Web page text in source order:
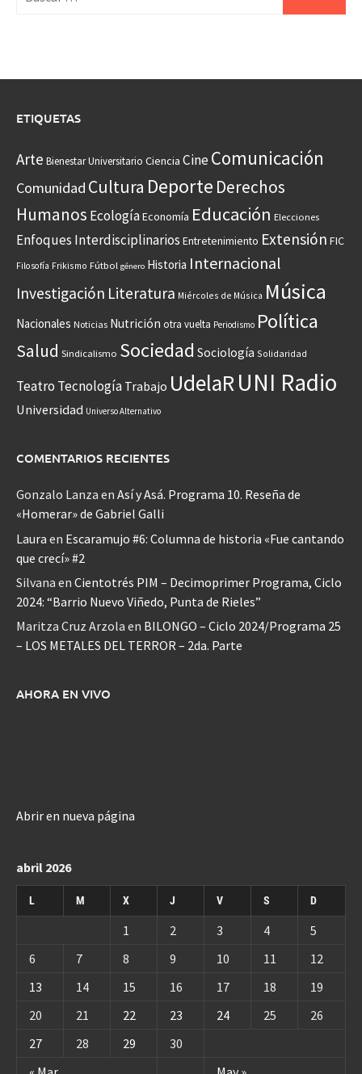
ETIQUETAS
Arte Bienestar Universitario Ciencia CineComunicación
Comunidad Cultura Deporte Derechos
Humanos EcologíaEconomía Educación Elecciones
Enfoques Interdisciplinarios Entretenimiento Extensión FIC
Filosofía Frikismo Fútbol género Historia Internacional
Investigación Literatura Miércoles de Música Música
Nacionales Noticias Nutrición otra vuelta Periodismo Política
Salud Sindicalismo Sociedad Sociología Solidaridad
Teatro Tecnología Trabajo UdelaRUNI Radio
Universidad Universo Alternativo
COMENTARIOS RECIENTES
Gonzalo Lanza en Así y Asá. Programa 10. Reseña de
«Homerar» de Gabriel Galli
Laura en Escaramujo #6: Columna de historia «Fue cantando
que crecí» #2
Silvana en Cientotrés PIM – Decimoprimer Programa, Ciclo
2024: “Barrio Nuevo Viñedo, Punta de Rieles”
Maritza Cruz Arzola en BILONGO – Ciclo 2024/Programa 25
– LOS METALES DEL TERROR – 2da. Parte
AHORA EN VIVO
Abrir en nueva página
abril 2026
L M X J V S D
1 2 3 4
5
6
7 8 9 10 11
12
13
14 15 16 17 18
19
20
21 22 23 24 25
26
27
28 29 30